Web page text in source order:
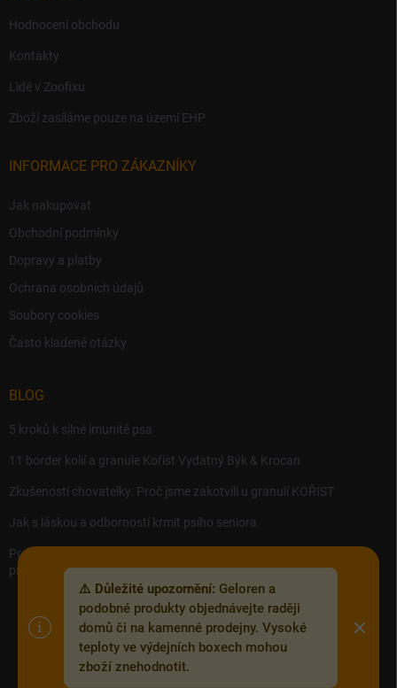
⚠️ Důležité upozornění: Geloren a
podobné produkty objednávejte raději
domů či na kamenné prodejny. Vysoké
teploty ve výdejních boxech mohou
zboží znehodnotit.
Hodnocení obchodu
Kontakty
Lidé v Zoofixu
Zboží zasíláme pouze na území EHP
INFORMACE PRO ZÁKAZNÍKY
Jak nakupovat
Obchodní podmínky
Dopravy a platby
Ochrana osobních údajů
Soubory cookies
Často kladené otázky
BLOG
5 kroků k silné imunitě psa
11 border kolií a granule Kořist Vydatný Býk & Krocan
Zkušenosti chovatelky: Proč jsme zakotvili u granulí KOŘIST
Jak s láskou a odborností krmit psího seniora
Precision MICROBES – Koktejl tělu prospěšných živých bakterií,
probiotik a postbiotik.
Copyright 2026 Zoofix.cz. Všechna práva vyhrazena.
cookies